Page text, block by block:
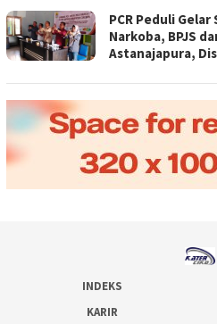
PCR Peduli
Narkoba, BPJS
Astanajapura,
INDEKS
KARIR